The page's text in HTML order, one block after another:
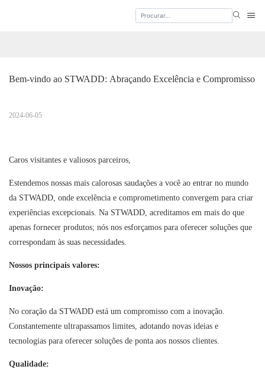
Bem-vindo ao STWADD: Abraçando Excelência e Compromisso
2024-06-05
Caros visitantes e valiosos parceiros,
Estendemos nossas mais calorosas saudações a você ao entrar no mundo
da STWADD, onde excelência e comprometimento convergem para criar
experiências excepcionais. Na STWADD, acreditamos em mais do que
apenas fornecer produtos; nós nos esforçamos para oferecer soluções que
correspondam às suas necessidades.
Nossos principais valores:
Inovação:
No coração da STWADD está um compromisso com a inovação.
Constantemente ultrapassamos limites, adotando novas ideias e
tecnologias para oferecer soluções de ponta aos nossos clientes.
Qualidade: